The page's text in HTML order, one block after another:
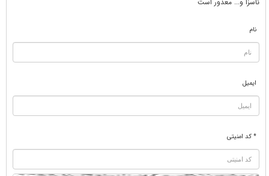
نام
ایمیل
* کد امنیتی